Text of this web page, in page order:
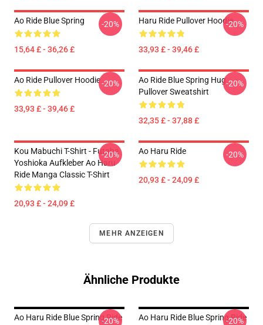
Ao Ride Blue Spring
15,64 £ - 36,26 £
-20% Haru Ride Pullover Hoodie
33,93 £ - 39,46 £
-20%
Ao Ride Pullover Hoodie
33,93 £ - 39,46 £
-20%
Ao Ride Blue Spring Hug
Pullover Sweatshirt
32,35 £ - 37,88 £
-20%
Kou Mabuchi T-Shirt - Futaba
Yoshioka Aufkleber Ao Haru
Ride Manga Classic T-Shirt
20,93 £ - 24,09 £
-20% Ao Haru Ride
20,93 £ - 24,09 £
-20%
MEHR ANZEIGEN
Ähnliche Produkte
Ao Haru Ride Blue Spring Ride
-20%
Ao Haru Ride Blue Spring Ride
-20%